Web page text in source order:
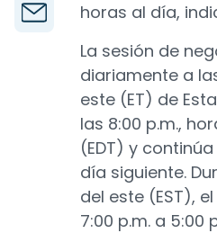
horas al día,
La sesión de
diariamente a
este (ET) de
las 8:00 p.m.,
(EDT) y
día siguiente.
del este (EST),
7:00 p.m. a 5:00